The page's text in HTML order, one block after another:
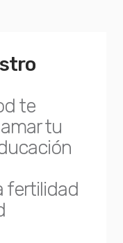
te
tu
fertilidad